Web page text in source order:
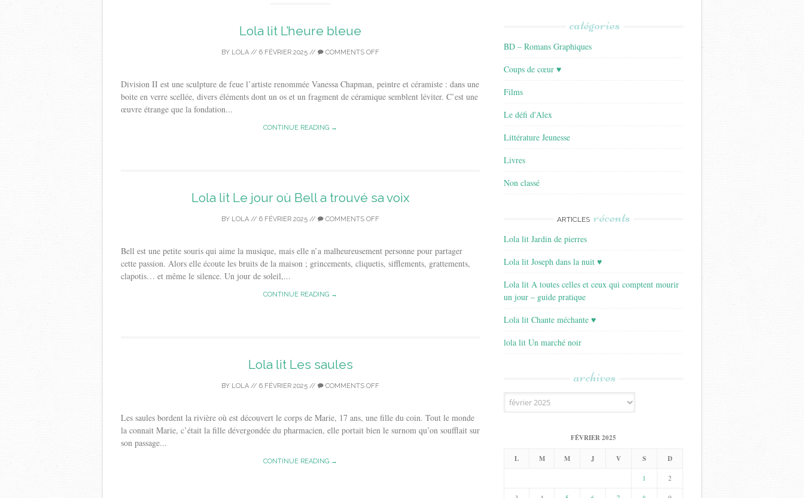
Lola lit L’heure bleue
BY LOLA // 6 FÉVRIER 2025 // COMMENTS OFF
Division II est une sculpture de feue l’artiste renommée Vanessa Chapman, peintre et céramiste : dans une
boite en verre scellée, divers éléments dont un os et un fragment de céramique semblent léviter. C’est une
œuvre étrange que la fondation...
CONTINUE READING →
Lola lit Le jour où Bell a trouvé sa voix
BY LOLA // 6 FÉVRIER 2025 // COMMENTS OFF
Bell est une petite souris qui aime la musique, mais elle n’a malheureusement personne pour partager
cette passion. Alors elle écoute les bruits de la maison ; grincements, cliquetis, sifflements, grattements,
clapotis… et même le silence. Un jour de soleil,...
CONTINUE READING →
Lola lit Les saules
BY LOLA // 6 FÉVRIER 2025 // COMMENTS OFF
Les saules bordent la rivière où est découvert le corps de Marie, 17 ans, une fille du coin. Tout le monde
la connait Marie, c’était la fille dévergondée du pharmacien, elle portait bien le surnom qu’on soufflait sur
son passage...
CONTINUE READING →
catégories
BD – Romans Graphiques
Coups de cœur ♥
Films
Le défi d'Alex
Littérature Jeunesse
Livres
Non classé
ARTICLES récents
Lola lit Jardin de pierres
Lola lit Joseph dans la nuit ♥
Lola lit A toutes celles et ceux qui comptent mourir
un jour – guide pratique
Lola lit Chante méchante ♥
lola lit Un marché noir
archives
Archives
FÉVRIER 2025
L M M J V S D
1 2